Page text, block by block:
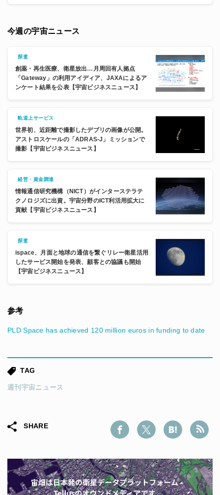
今週の宇宙ニュース
探査
創薬・再生医療、衛星放出…月周回有人拠点
「Gateway」の利用アイディア、JAXAによるア
ンケート結果を公表【宇宙ビジネスニュース】
軌道上サービス
世界初、近距離で撮影したデブリの画像が公開。
アストロスケールの「ADRAS-J」ミッションで
撮影【宇宙ビジネスニュース】
経営・資金調達
情報通信研究機構（NICT）がインターステラテ
クノロジズに出資。宇宙分野のICT利活用拡大に
貢献【宇宙ビジネスニュース】
探査
ispace、月面と地球の通信を繋ぐリレー衛星活用
したサービス開始を発表、顧客との協議も開始
【宇宙ビジネスニュース】
参考
PLD Space has achieved 120 million euros in funding to date
TAG
週刊宇宙ニュース
SHARE